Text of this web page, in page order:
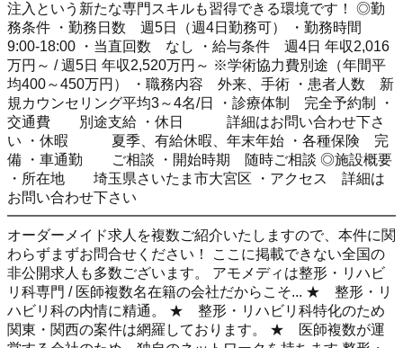
注入という新たな専門スキルも習得できる環境です！ ◎勤
務条件 ・勤務日数 週5日（週4日勤務可） ・勤務時間
9:00-18:00 ・当直回数 なし ・給与条件 週4日 年収2,016
万円～ / 週5日 年収2,520万円～ ※学術協力費別途（年間平
均400～450万円） ・職務内容 外来、手術 ・患者人数 新
規カウンセリング平均3～4名/日 ・診療体制 完全予約制 ・
交通費 別途支給 ・休日 詳細はお問い合わせ下さ
い ・休暇 夏季、有給休暇、年末年始 ・各種保険 完
備 ・車通勤 ご相談 ・開始時期 随時ご相談 ◎施設概要
・所在地 埼玉県さいたま市大宮区 ・アクセス 詳細は
お問い合わせ下さい
━━━━━━━━━━━━━━━━━━━━━━━━━━━
オーダーメイド求人を複数ご紹介いたしますので、本件に関
わらずまずお問合せください！ ここに掲載できない全国の
非公開求人も多数ございます。 アモメディは整形・リハビ
リ科専門 / 医師複数名在籍の会社だからこそ... ★ 整形・リ
ハビリ科の内情に精通。 ★ 整形・リハビリ科特化のため
関東・関西の案件は網羅しております。 ★ 医師複数が運